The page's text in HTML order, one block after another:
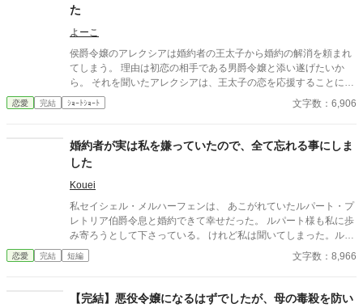
た
よーこ
侯爵令嬢のアレクシアは婚約者の王太子から婚約の解消を頼まれ
てしまう。 理由は初恋の相手である男爵令嬢と添い遂げたいか
ら。 それを聞いたアレクシアは、王太子の恋を応援することに。
さて、王太子の初恋は実るのかどうなのか。
恋愛 完結 ｼｮｰﾄｼｮｰﾄ 文字数：6,906
婚約者が実は私を嫌っていたので、全て忘れる事にしま
した
Kouei
私セイシェル・メルハーフェンは、 あこがれていたルパート・プ
レトリア伯爵令息と婚約できて幸せだった。 ルパート様も私に歩
み寄ろうとして下さっている。 けれど私は聞いてしまった。ルパ
ート様の本音を。 『我慢するしかない』 『彼女といると疲れる』
私はルパート様に嫌われていたの？ 本当は厭わしく思っていた
は、他投稿サイトにも公開しています。
恋愛 完結 短編 文字数：8,966
【完結】悪役令嬢になるはずでしたが、母の毒殺を防い